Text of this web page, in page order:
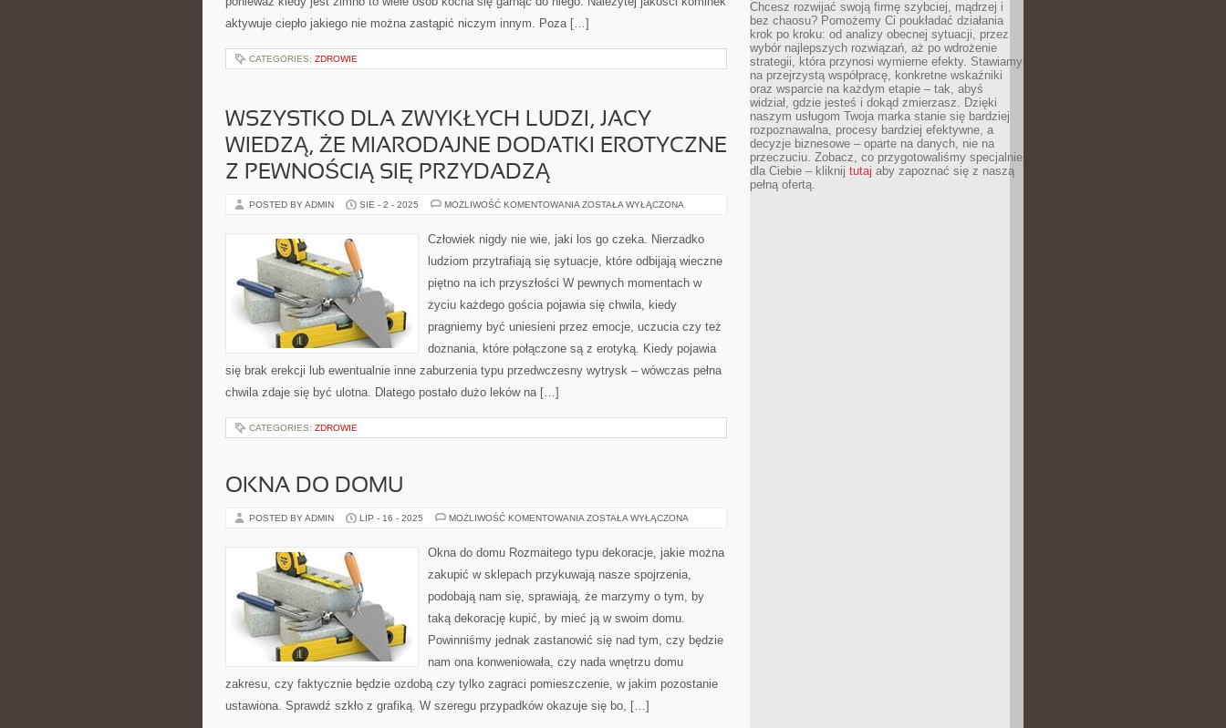
aktywuje ciepło jakiego nie można zastąpić niczym innym. Poza […]
CATEGORIES: ZDROWIE
WSZYSTKO DLA ZWYKŁYCH LUDZI, JACY
WIEDZĄ, ŻE MIARODAJNE DODATKI EROTYCZNE
Z PEWNOŚCIĄ SIĘ PRZYDADZĄ
POSTED BY ADMIN SIE - 2 - 2025 MOŻLIWOŚĆ KOMENTOWANIA WSZYSTKO
JACY
ŻE
DODATKI
Z
PEWNOŚCIĄ
SIĘ
PRZYDADZĄ
ZOSTAŁA WYŁĄCZONA
Człowiek nigdy nie wie, jaki los go czeka. Nierzadko
ludziom przytrafiają się sytuacje, które odbijają wieczne
piętno na ich przyszłości W pewnych momentach w
życiu każdego gościa pojawia się chwila, kiedy
pragniemy być uniesieni przez emocje, uczucia czy też
doznania, które połączone są z erotyką. Kiedy pojawia
się brak erekcji lub ewentualnie inne zaburzenia typu przedwczesny wytrysk – wówczas pełna
chwila zdaje się być ulotna. Dlatego postało dużo leków na […]
CATEGORIES: ZDROWIE
OKNA DO DOMU
POSTED BY ADMIN LIP - 16 - 2025 MOŻLIWOŚĆ KOMENTOWANIA OKNA
ZOSTAŁA WYŁĄCZONA
Okna do domu Rozmaitego typu dekoracje, jakie można
zakupić w sklepach przykuwają nasze spojrzenia,
podobają nam się, sprawiają, że marzymy o tym, by
taką dekorację kupić, by mieć ją w swoim domu.
Powinniśmy jednak zastanowić się nad tym, czy będzie
nam ona konweniowała, czy nada wnętrzu domu
zakresu, czy faktycznie będzie ozdobą czy tylko zagraci pomieszczenie, w jakim pozostanie
ustawiona. Sprawdź szkło z grafiką. W szeregu przypadków okazuje się bo, […]
Chcesz rozwijać swoją firmę szybciej, mądrzej i
bez chaosu? Pomożemy Ci poukładać działania
krok po kroku: od analizy obecnej sytuacji, przez
wybór najlepszych rozwiązań, aż po wdrożenie
strategii, która przynosi wymierne efekty. Stawiamy
na przejrzystą współpracę, konkretne wskaźniki
oraz wsparcie na każdym etapie – tak, abyś
widział, gdzie jesteś i dokąd zmierzasz. Dzięki
naszym usługom Twoja marka stanie się bardziej
rozpoznawalna, procesy bardziej efektywne, a
decyzje biznesowe – oparte na danych, nie na
przeczuciu. Zobacz, co przygotowaliśmy specjalnie
dla Ciebie – kliknij tutaj aby zapoznać się z naszą
pełną ofertą.